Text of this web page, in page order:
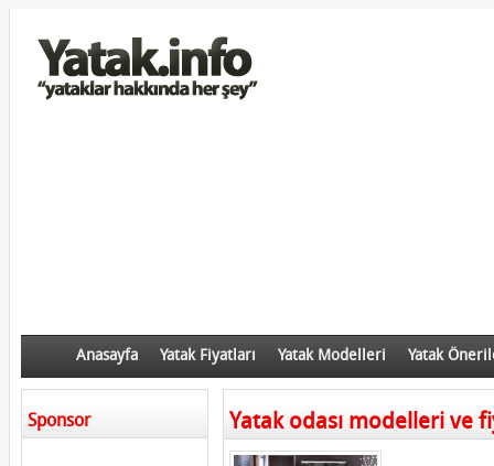
Anasayfa Yatak Fiyatları Yatak Modelleri Yatak
Sponsor Yatak odası modelleri ve